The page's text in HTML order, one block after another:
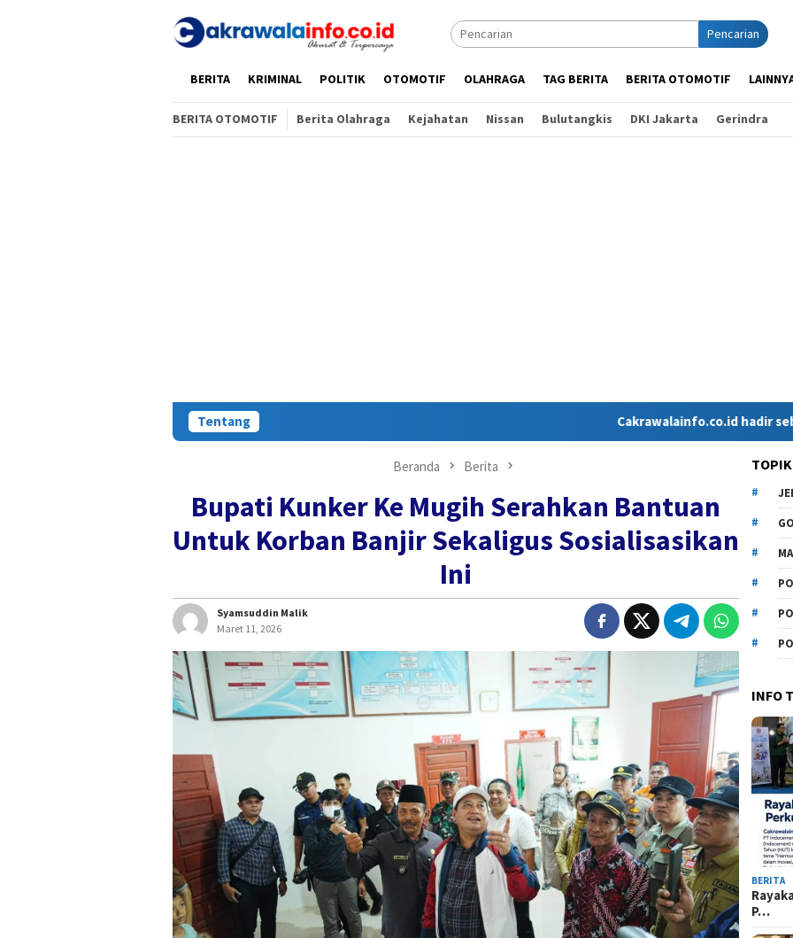
Pencarian
HOMEBERITA KRIMINAL POLITIK OTOMOTIF OLAHRAGA TAG BERITA BERITA OTOMOTIF
BERITA OTOMOTIF Berita Olahraga Kejahatan Nissan Bulutangkis DKI Jakarta Gerindra
Tentang Cakrawalainfo.co.id hadir sebagai
Beranda Berita
Bupati Kunker Ke Mugih Serahkan Bantuan
Untuk Korban Banjir Sekaligus Sosialisasikan
Ini
Syamsuddin Malik
Maret 11, 2026
INFO
BERITA
P…